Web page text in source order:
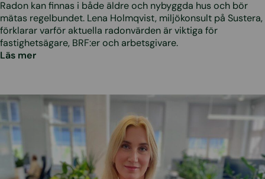
Radon kan finnas i både äldre och nybyggda hus och bör
mätas regelbundet. Lena Holmqvist, miljökonsult på Sustera,
förklarar varför aktuella radonvärden är viktiga för
fastighetsägare, BRF:er och arbetsgivare.
Läs mer